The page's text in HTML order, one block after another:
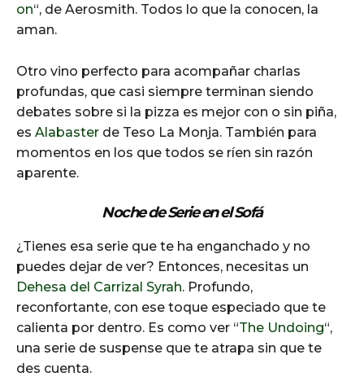
on“, de Aerosmith. Todos lo que la conocen, la
aman.
Otro vino perfecto para acompañar charlas
profundas, que casi siempre terminan siendo
debates sobre si la pizza es mejor con o sin piña,
es Alabaster de Teso La Monja. También para
momentos en los que todos se ríen sin razón
aparente.
Noche de Serie en el Sofá
¿Tienes esa serie que te ha enganchado y no
puedes dejar de ver? Entonces, necesitas un
Dehesa del Carrizal Syrah. Profundo,
reconfortante, con ese toque especiado que te
calienta por dentro. Es como ver “The Undoing“,
una serie de suspense que te atrapa sin que te
des cuenta.